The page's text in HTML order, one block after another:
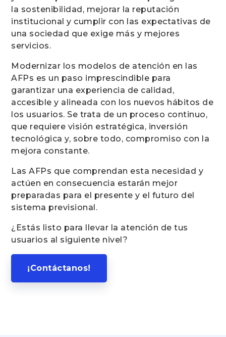
la sostenibilidad, mejorar la reputación
institucional y cumplir con las expectativas de
una sociedad que exige más y mejores
servicios.
Modernizar los modelos de atención en las
AFPs es un paso imprescindible para
garantizar una experiencia de calidad,
accesible y alineada con los nuevos hábitos de
los usuarios. Se trata de un proceso continuo,
que requiere visión estratégica, inversión
tecnológica y, sobre todo, compromiso con la
mejora constante.
Las AFPs que comprendan esta necesidad y
actúen en consecuencia estarán mejor
preparadas para el presente y el futuro del
sistema previsional.
¿Estás listo para llevar la atención de tus
usuarios al siguiente nivel?
¡Contáctanos!